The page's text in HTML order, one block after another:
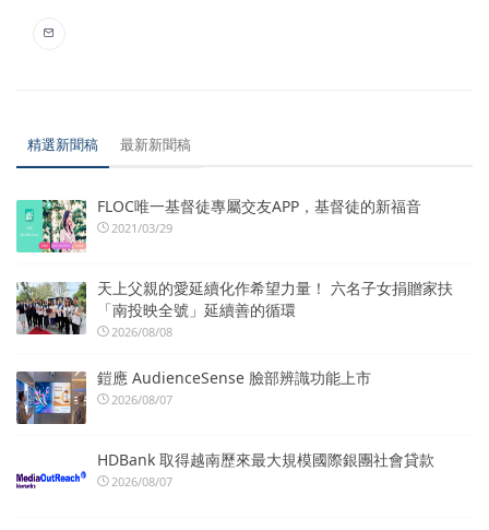
精選新聞稿 最新新聞稿
FLOC唯一基督徒專屬交友APP，基督徒的新福音
2021/03/29
天上父親的愛延續化作希望力量！ 六名子女捐贈家扶
「南投映全號」延續善的循環
2026/08/08
鎧應 AudienceSense 臉部辨識功能上市
2026/08/07
HDBank 取得越南歷來最大規模國際銀團社會貸款
2026/08/07